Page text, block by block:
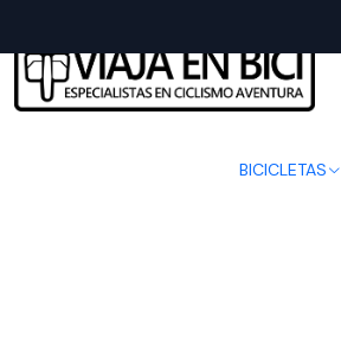
BICICLETAS